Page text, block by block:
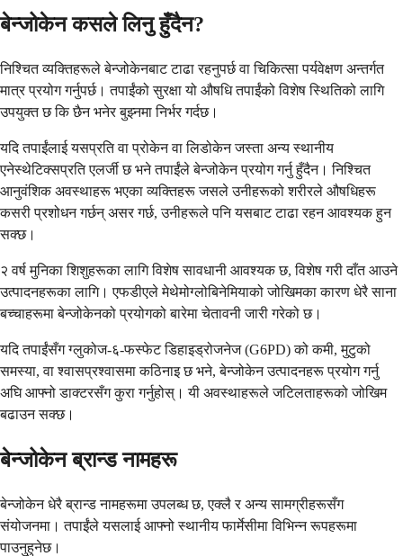
बेन्जोकेन कसले लिनु हुँदैन?
निश्चित व्यक्तिहरूले बेन्जोकेनबाट टाढा रहनुपर्छ वा चिकित्सा पर्यवेक्षण अन्तर्गत
मात्र प्रयोग गर्नुपर्छ। तपाईंको सुरक्षा यो औषधि तपाईंको विशेष स्थितिको लागि
उपयुक्त छ कि छैन भनेर बुझ्नमा निर्भर गर्दछ।
यदि तपाईंलाई यसप्रति वा प्रोकेन वा लिडोकेन जस्ता अन्य स्थानीय
एनेस्थेटिक्सप्रति एलर्जी छ भने तपाईंले बेन्जोकेन प्रयोग गर्नु हुँदैन। निश्चित
आनुवंशिक अवस्थाहरू भएका व्यक्तिहरू जसले उनीहरूको शरीरले औषधिहरू
कसरी प्रशोधन गर्छन् असर गर्छ, उनीहरूले पनि यसबाट टाढा रहन आवश्यक हुन
सक्छ।
२ वर्ष मुनिका शिशुहरूका लागि विशेष सावधानी आवश्यक छ, विशेष गरी दाँत आउने
उत्पादनहरूका लागि। एफडीएले मेथेमोग्लोबिनेमियाको जोखिमका कारण धेरै साना
बच्चाहरूमा बेन्जोकेनको प्रयोगको बारेमा चेतावनी जारी गरेको छ।
यदि तपाईंसँग ग्लुकोज-६-फस्फेट डिहाइड्रोजनेज (G6PD) को कमी, मुटुको
समस्या, वा श्वासप्रश्वासमा कठिनाइ छ भने, बेन्जोकेन उत्पादनहरू प्रयोग गर्नु
अघि आफ्नो डाक्टरसँग कुरा गर्नुहोस्। यी अवस्थाहरूले जटिलताहरूको जोखिम
बढाउन सक्छ।
बेन्जोकेन ब्रान्ड नामहरू
बेन्जोकेन धेरै ब्रान्ड नामहरूमा उपलब्ध छ, एक्लै र अन्य सामग्रीहरूसँग
संयोजनमा। तपाईंले यसलाई आफ्नो स्थानीय फार्मेसीमा विभिन्न रूपहरूमा
पाउनुहुनेछ।